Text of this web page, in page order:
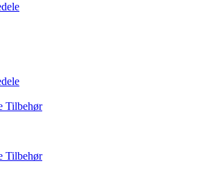
Tilbehør
Tilbehør